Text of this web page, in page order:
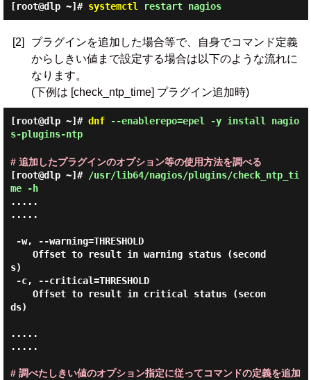
[root@dlp ~]# systemctl restart nagios
[2]
プラグインを追加した場合等で、自身でコマンド定義
からしきい値まで設定する場合は以下のような流れに
なります。
(下例は [check_ntp_time] プラグイン追加時)
[root@dlp ~]# dnf--enablerepo=epel -y install nagio
s-plugins-ntp
# 追加したプラグインのオプション等の使用方法を調べる
[root@dlp ~]# /usr/lib64/nagios/plugins/check_ntp_ti
me -h
.....
.....
s)
ds)
.....
.....
# 調べたしきい値のオプション指定に従ってコマンドの定義を追加